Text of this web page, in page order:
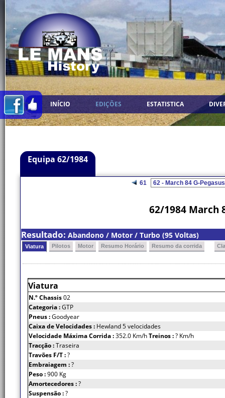
INÍCIO EDIÇÕES ESTATISTICA
Equipa 62/1984
61
62/1984 March
Resultado: Abandono / Motor / Turbo (95 Voltas)
Viatura Pilotos Motor Resumo Horário Resumo da corrida
Viatura
N.º Chassis02
Categoria :GTP
Pneus :Goodyear
Caixa de Velocidades : Hewland 5 velocidades
Velocidade Máxima Corrida :352.0 Km/hTreinos :? Km/h
Tracção :Traseira
Travões F/T :?
Embraiagem :?
Peso :900 Kg
Amortecedores :?
Suspensão :?